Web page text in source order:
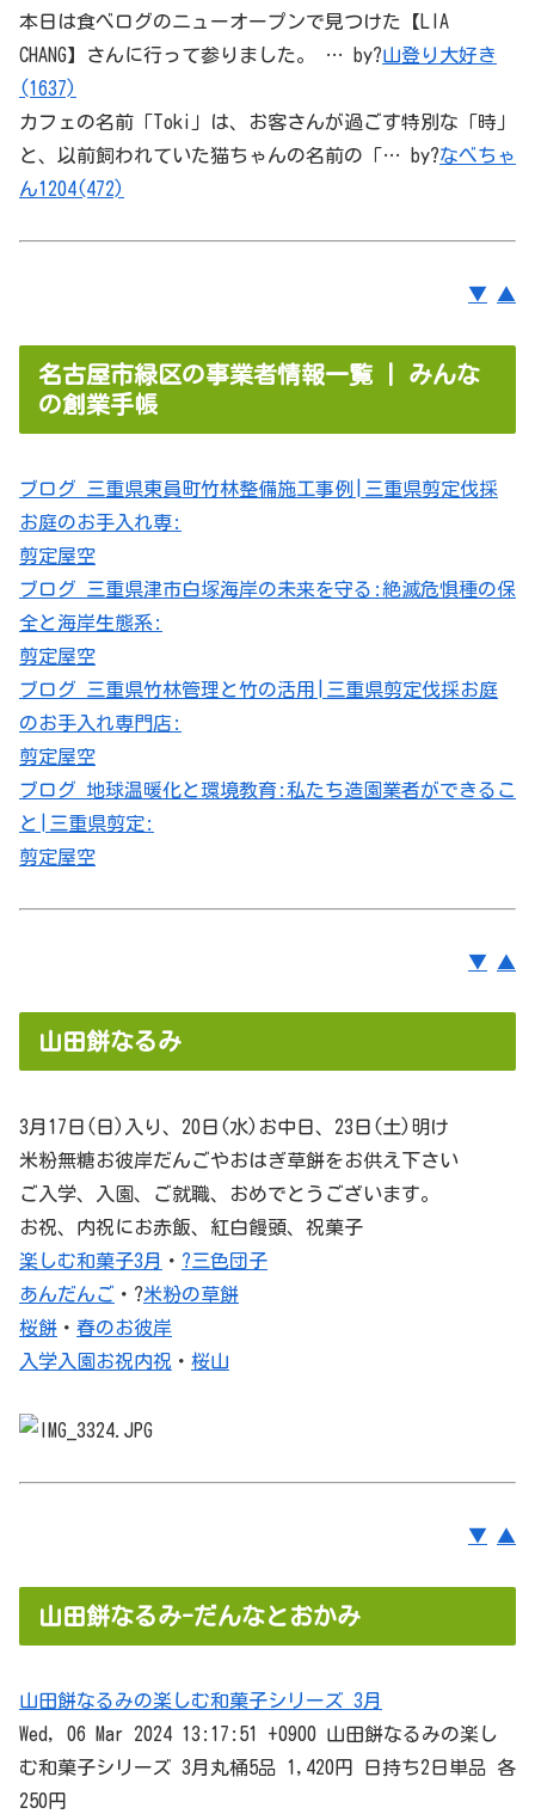
本日は食べログのニューオープンで見つけた【LIA
CHANG】さんに行って参りました。 … by?山登り大好き
(1637)
カフェの名前「Toki」は、お客さんが過ごす特別な「時」
と、以前飼われていた猫ちゃんの名前の「… by?なべちゃ
ん1204(472)
▼ ▲
名古屋市緑区の事業者情報一覧 | みんな
の創業手帳
ブログ 三重県東員町竹林整備施工事例|三重県剪定伐採
お庭のお手入れ専:
剪定屋空
ブログ 三重県津市白塚海岸の未来を守る:絶滅危惧種の保
全と海岸生態系:
剪定屋空
ブログ 三重県竹林管理と竹の活用|三重県剪定伐採お庭
のお手入れ専門店:
剪定屋空
ブログ 地球温暖化と環境教育:私たち造園業者ができるこ
と|三重県剪定:
剪定屋空
▼ ▲
山田餅なるみ
3月17日(日)入り、20日(水)お中日、23日(土)明け
米粉無糖お彼岸だんごやおはぎ草餅をお供え下さい
ご入学、入園、ご就職、おめでとうございます。
お祝、内祝にお赤飯、紅白饅頭、祝菓子
楽しむ和菓子3月
・ ?三色団子
あんだんご ・?米粉の草餅
桜餅 ・ 春のお彼岸
入学入園お祝内祝 ・ 桜山
▼ ▲
山田餅なるみ-だんなとおかみ
山田餅なるみの楽しむ和菓子シリーズ 3月
Wed, 06 Mar 2024 13:17:51 +0900 山田餅なるみの楽し
む和菓子シリーズ 3月丸桶5品 1,420円 日持ち2日単品 各
250円